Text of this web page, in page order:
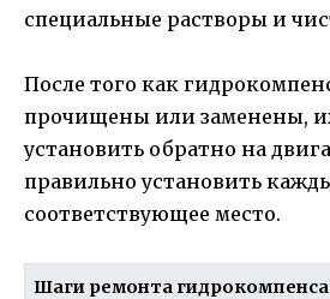
специальные растворы и
После того как
прочищены или заменены,
установить обратно на
правильно установить
соответствующее место.
Шаги ремонта